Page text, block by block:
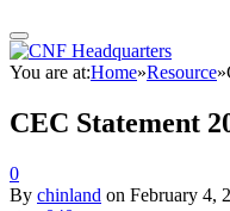
You are at:Home»Resource»
CEC Statement
0
By chinland on February 4,